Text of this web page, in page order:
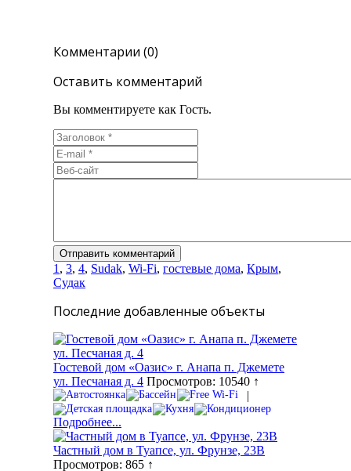
Комментарии (0)
Оставить комментарий
Вы комментируете как Гость.
1 , 3, 4, Sudak, Wi-Fi, гостевые дома, Крым,
Судак
Последние добавленные объекты
Гостевой дом «Оазис» г. Анапа п. Джемете
ул. Песчаная д. 4 Просмотров: 10540 ↑
|
Подробнее...
Частный дом в Туапсе, ул. Фрунзе, 23В
Просмотров: 865 ↑